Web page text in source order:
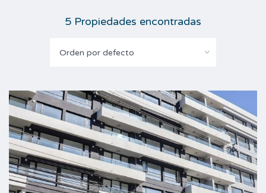
5 Propiedades encontradas
Orden por defecto